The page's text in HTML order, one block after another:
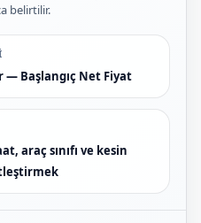
belirtilir.
— Başlangıç Net Fiyat
araç sınıfı ve kesin